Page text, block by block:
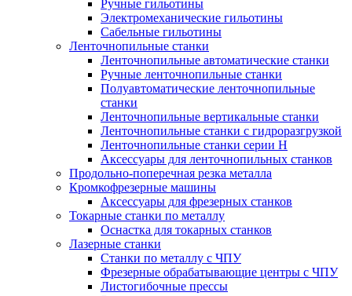
Ручные гильотины
Электромеханические гильотины
Сабельные гильотины
Ленточнопильные станки
Ленточнопильные автоматические станки
Ручные ленточнопильные станки
Полуавтоматические ленточнопильные
станки
Ленточнопильные вертикальные станки
Ленточнопильные станки с гидроразгрузкой
Ленточнопильные станки серии H
Аксессуары для ленточнопильных станков
Продольно-поперечная резка металла
Кромкофрезерные машины
Аксессуары для фрезерных станков
Токарные станки по металлу
Оснастка для токарных станков
Лазерные станки
Станки по металлу с ЧПУ
Фрезерные обрабатывающие центры с ЧПУ
Листогибочные прессы